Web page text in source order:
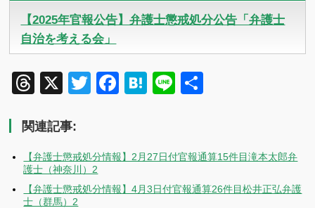
【2025年官報公告】弁護士懲戒処分公告「弁護士
自治を考える会」
Threads
X Twitter
Facebook
Hatena
Line
関連記事:
【弁護士懲戒処分情報】2月27日付官報通算15件目滝本太郎弁
護士（神奈川）2
【弁護士懲戒処分情報】4月3日付官報通算26件目松井正弘弁護
士（群馬）2